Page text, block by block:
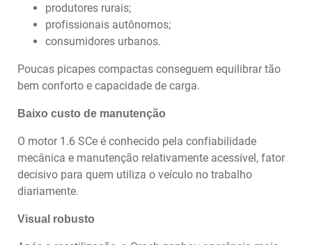
produtores rurais;
profissionais autônomos;
consumidores urbanos.
Poucas picapes compactas conseguem equilibrar tão
bem conforto e capacidade de carga.
Baixo custo de manutenção
O motor 1.6 SCe é conhecido pela confiabilidade
mecânica e manutenção relativamente acessível, fator
decisivo para quem utiliza o veículo no trabalho
diariamente.
Visual robusto